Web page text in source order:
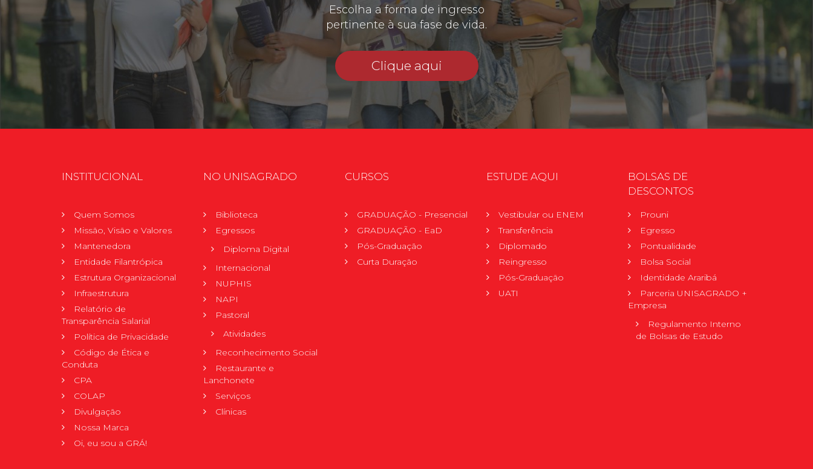
Escolha a forma de ingresso
pertinente à sua fase de vida.
Clique aqui
INSTITUCIONAL
Quem Somos
Missão, Visão e Valores
Mantenedora
Entidade Filantrópica
Estrutura Organizacional
Infraestrutura
Relatório de
Transparência Salarial
Política de Privacidade
Código de Ética e
Conduta
CPA
COLAP
Divulgação
Nossa Marca
Oi, eu sou a GRÁ!
NO UNISAGRADO
Biblioteca
Egressos
Diploma Digital
Internacional
NUPHIS
NAPI
Pastoral
Atividades
Reconhecimento Social
Restaurante e
Lanchonete
Serviços
Clínicas
CURSOS
GRADUAÇÃO - Presencial
GRADUAÇÃO - EaD
Pós-Graduação
Curta Duração
ESTUDE AQUI
Vestibular ou ENEM
Transferência
Diplomado
Reingresso
Pós-Graduação
UATI
BOLSAS DE
DESCONTOS
Prouni
Egresso
Pontualidade
Bolsa Social
Identidade Araribá
Parceria UNISAGRADO +
Empresa
Regulamento Interno
de Bolsas de Estudo